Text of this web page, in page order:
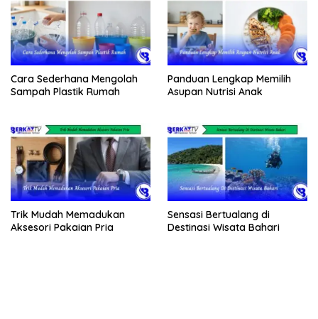
Cara Sederhana Mengolah
Sampah Plastik Rumah
Panduan Lengkap Memilih
Asupan Nutrisi Anak
Trik Mudah Memadukan
Aksesori Pakaian Pria
Sensasi Bertualang di
Destinasi Wisata Bahari